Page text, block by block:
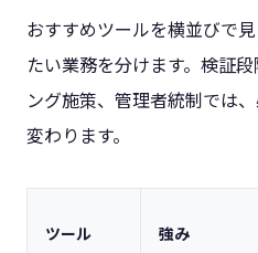
おすすめツールを横並びで
たい業務を分けます。検証
ング施策、管理者統制では
変わります。
ツール 強み